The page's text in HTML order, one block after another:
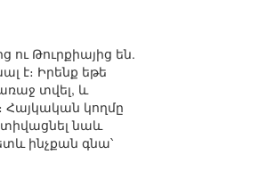
Թուրքիայից են.
է։ Իրենք եթե
տվել, և
Հայկական կողմը
նաև
ինչքան գնա՝